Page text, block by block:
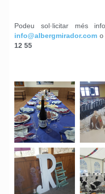
Podeu sol·licitar més
info@albergmirador.com o
12 55